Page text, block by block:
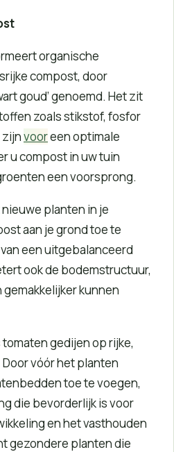
organische
compost, door
goud’ genoemd. Het zit
zoals stikstof, fosfor
zijnvooreen optimale
u compost in uw tuin
een voorsprong.
planten in je
aan je grond toe te
een uitgebalanceerd
ook de bodemstructuur,
kunnen
gedijen op rijke,
vóór het planten
toe te voegen,
die bevorderlijk is voor
en het vasthouden
gezondere planten die